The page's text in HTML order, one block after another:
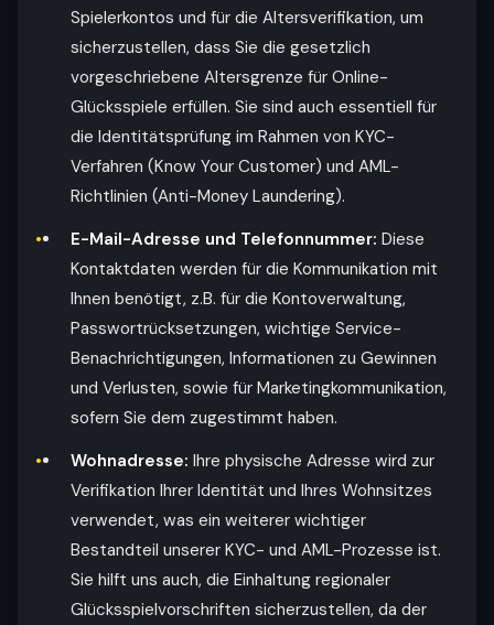
Spielerkontos und für die Altersverifikation, um
sicherzustellen, dass Sie die gesetzlich
vorgeschriebene Altersgrenze für Online-
Glücksspiele erfüllen. Sie sind auch essentiell für
die Identitätsprüfung im Rahmen von KYC-
Verfahren (Know Your Customer) und AML-
Richtlinien (Anti-Money Laundering).
E-Mail-Adresse und Telefonnummer: Diese
Kontaktdaten werden für die Kommunikation mit
Ihnen benötigt, z.B. für die Kontoverwaltung,
Passwortrücksetzungen, wichtige Service-
Benachrichtigungen, Informationen zu Gewinnen
und Verlusten, sowie für Marketingkommunikation,
sofern Sie dem zugestimmt haben.
Wohnadresse: Ihre physische Adresse wird zur
Verifikation Ihrer Identität und Ihres Wohnsitzes
verwendet, was ein weiterer wichtiger
Bestandteil unserer KYC- und AML-Prozesse ist.
Sie hilft uns auch, die Einhaltung regionaler
Glücksspielvorschriften sicherzustellen, da der